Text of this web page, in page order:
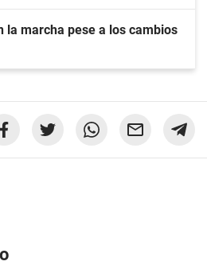
la marcha pese a los cambios